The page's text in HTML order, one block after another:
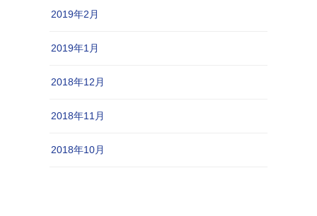
2019年2月
2019年1月
2018年12月
2018年11月
2018年10月